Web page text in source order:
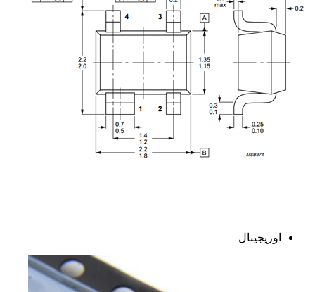
اوریجینال